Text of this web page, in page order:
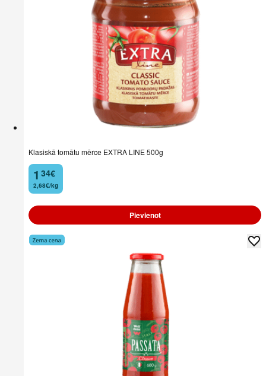
Klasiskā tomātu mērce EXTRA LINE 500g
1
. 34€
2,68€/kg
Pievienot